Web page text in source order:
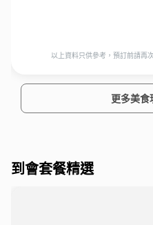
以上資料只供參考，預訂前請再
更多美食
到會套餐精選